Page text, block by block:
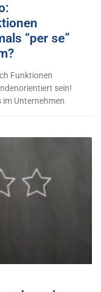
“per se”
Funktionen
sein!
im Unternehmen